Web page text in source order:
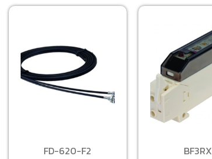
FD-620-F2 BF3RX